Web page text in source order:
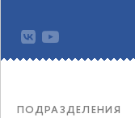
ПОДРАЗДЕЛЕНИЯ